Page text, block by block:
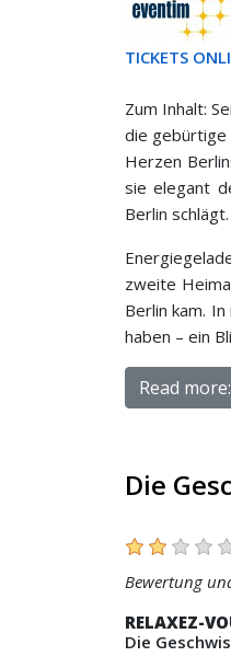
TICKETS
Zum Inhalt:
die gebürtige
Herzen
sie elegant
Berlin schlägt.
zweite
Berlin kam.
haben – ein
Read
Die
Bewertung
RELAXEZ-
Die